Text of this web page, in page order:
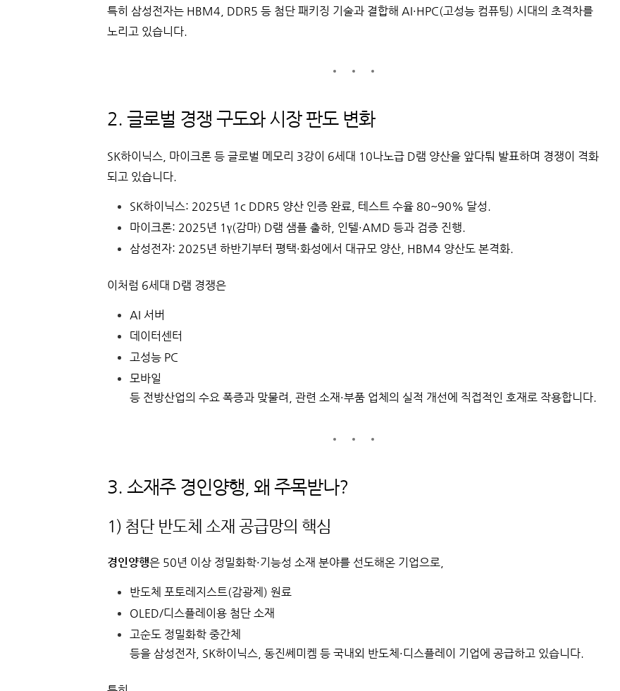
특히 삼성전자는 HBM4, DDR5 등 첨단 패키징 기술과 결합해 AI·HPC(고성능 컴퓨팅) 시대의 초격차를
노리고 있습니다.
2. 글로벌 경쟁 구도와 시장 판도 변화
SK하이닉스, 마이크론 등 글로벌 메모리 3강이 6세대 10나노급 D램 양산을 앞다퉈 발표하며 경쟁이 격화
되고 있습니다.
SK하이닉스: 2025년 1c DDR5 양산 인증 완료, 테스트 수율 80~90% 달성.
마이크론: 2025년 1γ(감마) D램 샘플 출하, 인텔·AMD 등과 검증 진행.
삼성전자: 2025년 하반기부터 평택·화성에서 대규모 양산, HBM4 양산도 본격화.
이처럼 6세대 D램 경쟁은
AI 서버
데이터센터
고성능 PC
모바일
등 전방산업의 수요 폭증과 맞물려, 관련 소재·부품 업체의 실적 개선에 직접적인 호재로 작용합니다.
3. 소재주 경인양행, 왜 주목받나?
1) 첨단 반도체 소재 공급망의 핵심
경인양행은 50년 이상 정밀화학·기능성 소재 분야를 선도해온 기업으로,
반도체 포토레지스트(감광제) 원료
OLED/디스플레이용 첨단 소재
고순도 정밀화학 중간체
등을 삼성전자, SK하이닉스, 동진쎄미켐 등 국내외 반도체·디스플레이 기업에 공급하고 있습니다.